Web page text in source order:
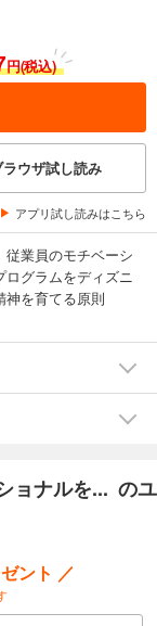
円(税込)
ラウザ試し読み
アプリ試し読みはこちら
業員のモチベーシ
ログラムをディズニ
神を育てる原則
ョナルを... のユ
ント ／